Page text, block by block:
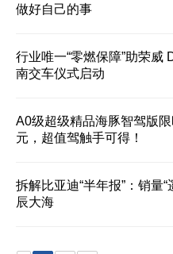
做好自己的事
行业唯一“零燃保障”助荣威
南交车仪式启动
A0级超级精品海豚智驾版
元，超值驾触手可得！
拆解比亚迪“半年报”：销量“
辰大海